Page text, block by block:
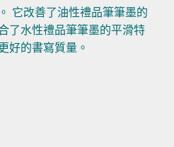
它改善了油性禮品筆筆墨的
了水性禮品筆筆墨的平滑特
好的書寫質量。